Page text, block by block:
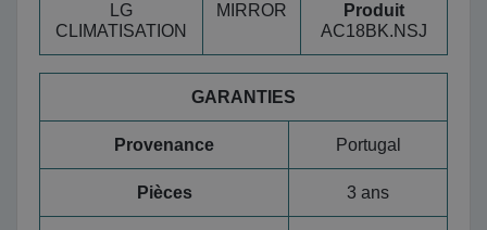
LG
CLIMATISATION
MIRROR
Produit
AC18BK.NSJ
GARANTIES
Provenance Portugal
Pièces 3 ans